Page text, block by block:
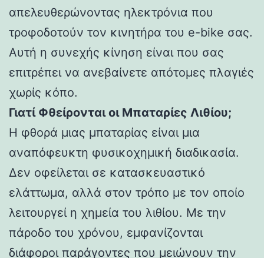
απελευθερώνοντας ηλεκτρόνια που
τροφοδοτούν τον κινητήρα του e-bike σας.
Αυτή η συνεχής κίνηση είναι που σας
επιτρέπει να ανεβαίνετε απότομες πλαγιές
χωρίς κόπο.
Γιατί Φθείρονται οι Μπαταρίες Λιθίου;
Η φθορά μιας μπαταρίας είναι μια
αναπόφευκτη φυσικοχημική διαδικασία.
Δεν οφείλεται σε κατασκευαστικό
ελάττωμα, αλλά στον τρόπο με τον οποίο
λειτουργεί η χημεία του λιθίου. Με την
πάροδο του χρόνου, εμφανίζονται
διάφοροι παράγοντες που μειώνουν την